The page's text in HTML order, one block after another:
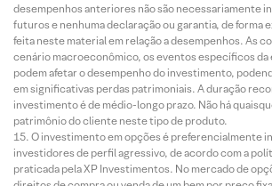
desempenhos anteriores não são necessariamente
futuros e nenhuma declaração ou garantia, de forma
feita neste material em relação a desempenhos. As
cenário macroeconômico, os eventos específicos da
podem afetar o desempenho do investimento,
em significativas perdas patrimoniais. A duração
investimento é de médio-longo prazo. Não há
patrimônio do cliente neste tipo de produto.
O investimento em opções é preferencialmente
investidores de perfil agressivo, de acordo com a
praticada pela XP Investimentos. No mercado de